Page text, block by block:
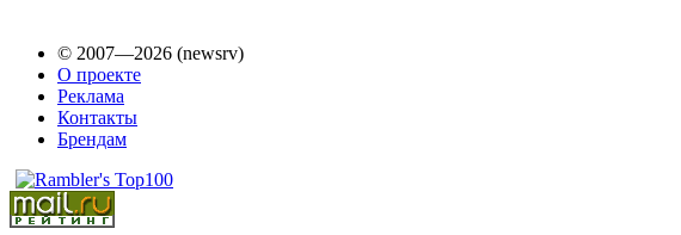
© 2007—2026 (newsrv)
О проекте
Реклама
Контакты
Брендам